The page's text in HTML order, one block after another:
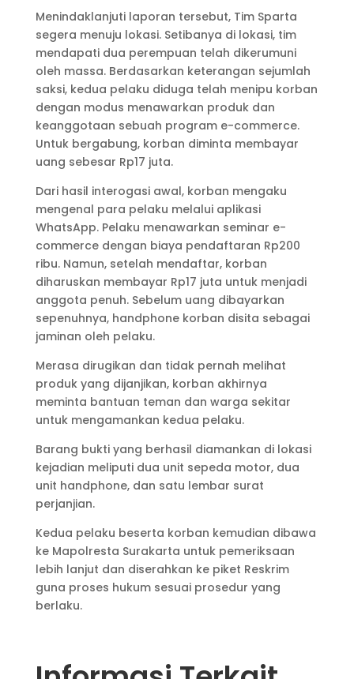
Menindaklanjuti laporan tersebut, Tim Sparta
segera menuju lokasi. Setibanya di lokasi, tim
mendapati dua perempuan telah dikerumuni
oleh massa. Berdasarkan keterangan sejumlah
saksi, kedua pelaku diduga telah menipu korban
dengan modus menawarkan produk dan
keanggotaan sebuah program e-commerce.
Untuk bergabung, korban diminta membayar
uang sebesar Rp17 juta.
Dari hasil interogasi awal, korban mengaku
mengenal para pelaku melalui aplikasi
WhatsApp. Pelaku menawarkan seminar e-
commerce dengan biaya pendaftaran Rp200
ribu. Namun, setelah mendaftar, korban
diharuskan membayar Rp17 juta untuk menjadi
anggota penuh. Sebelum uang dibayarkan
sepenuhnya, handphone korban disita sebagai
jaminan oleh pelaku.
Merasa dirugikan dan tidak pernah melihat
produk yang dijanjikan, korban akhirnya
meminta bantuan teman dan warga sekitar
untuk mengamankan kedua pelaku.
Barang bukti yang berhasil diamankan di lokasi
kejadian meliputi dua unit sepeda motor, dua
unit handphone, dan satu lembar surat
perjanjian.
Kedua pelaku beserta korban kemudian dibawa
ke Mapolresta Surakarta untuk pemeriksaan
lebih lanjut dan diserahkan ke piket Reskrim
guna proses hukum sesuai prosedur yang
berlaku.